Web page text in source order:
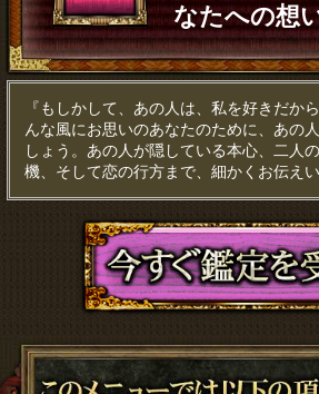
なたへの想
『もしかして、あの人は、私を好きだか
んな風にお思いのあなたのために、あの
しょう。あの人が隠している本心、二人
機、そして恋の行方まで、細かくお伝えい